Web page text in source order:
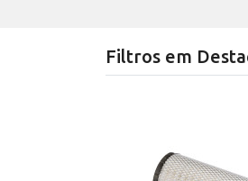
Filtros em